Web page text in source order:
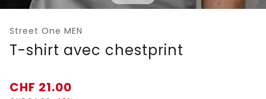
Street One MEN
T-shirt avec chestprint
CHF 21.00